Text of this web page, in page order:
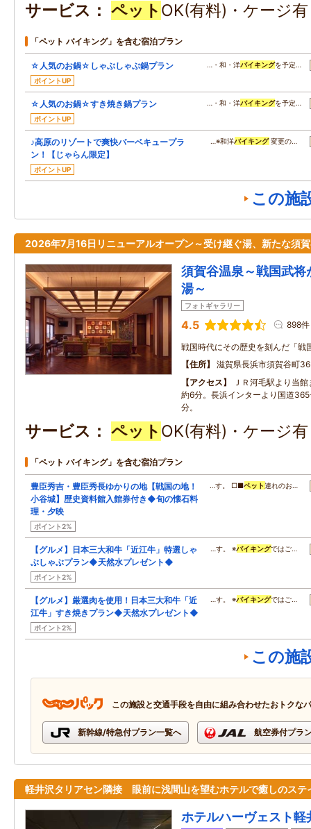
サービス ペット OK(有料)・ケージ
「ペット バイキング」を含む宿泊プラン
☆人気のお鍋☆しゃぶしゃぶ鍋プラン
ポイントUP
…・和・洋バイキングを予定…
☆人気のお鍋☆すき焼き鍋プラン
ポイントUP
…・和・洋バイキングを予定…
♪高原のリゾートで爽快バーベキュープラ
ン！【じゃらん限定】
ポイントUP
…※和洋バイキング変更の…
この施
2026年7月16日リニューアルオープン～受け継ぐ湯、新たな須
須賀谷温泉～戦国武将
湯～
フォトギャラリー
4.5 898件
戦国時代にその歴史を刻んだ「戦
住所
滋賀県長浜市須賀谷町36
アクセス
ＪＲ河毛駅より当
約6分。長浜インターより国道
分。
サービス ペット OK(有料)・ケージ
「ペット バイキング」を含む宿泊プラン
豊臣秀吉・豊臣秀長ゆかりの地【戦国の地！
小谷城】歴史資料館入館券付き◆旬の懐石料
理・夕映
ポイント2%
…す。 □■ペット連れのお…
【グルメ】日本三大和牛「近江牛」特選しゃ
ぶしゃぶプラン◆天然水プレゼント◆
ポイント2%
…す。 ※バイキングではご…
【グルメ】厳選肉を使用！日本三大和牛「近
江牛」すき焼きプラン◆天然水プレゼント◆
ポイント2%
…す。 ※バイキングではご…
この施
この施設と交通手段を自由に組み合わせたおトクな
新幹線/特急付プラン一覧へ 航空券付プラ
軽井沢タリアセン隣接 眼前に浅間山を望むホテルで癒しのステ
ホテルハーヴェスト軽